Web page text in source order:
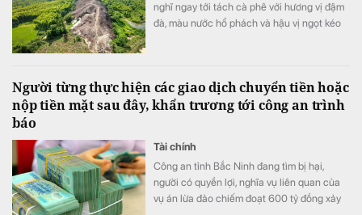
nghĩ ngay tới tách cà phê với hương vị đậm
đà, màu nước hổ phách và hậu vị ngọt kéo
Người từng thực hiện các giao dịch chuyển tiền hoặc
nộp tiền mặt sau đây, khẩn trương tới công an trình
báo
Tài chính
Công an tỉnh Bắc Ninh đang tìm bị hại,
người có quyền lợi, nghĩa vụ liên quan của
vụ án lừa đảo chiếm đoạt 600 tỷ đồng xảy